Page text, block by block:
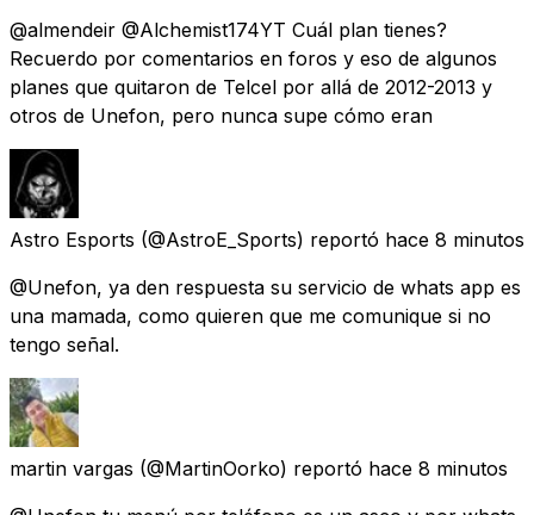
@almendeir @Alchemist174YT Cuál plan tienes?
Recuerdo por comentarios en foros y eso de algunos
planes que quitaron de Telcel por allá de 2012-2013 y
otros de Unefon, pero nunca supe cómo eran
Astro Esports (@AstroE_Sports) reportó hace 8 minutos
@Unefon, ya den respuesta su servicio de whats app es
una mamada, como quieren que me comunique si no
tengo señal.
martin vargas (@MartinOorko) reportó hace 8 minutos